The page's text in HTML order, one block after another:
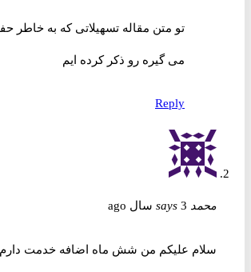
تو متن مقاله تسهیلاتی که به خاطر حفظ
می گیره رو ذکر کرده ایم
Reply
محمد says 3 سال ago